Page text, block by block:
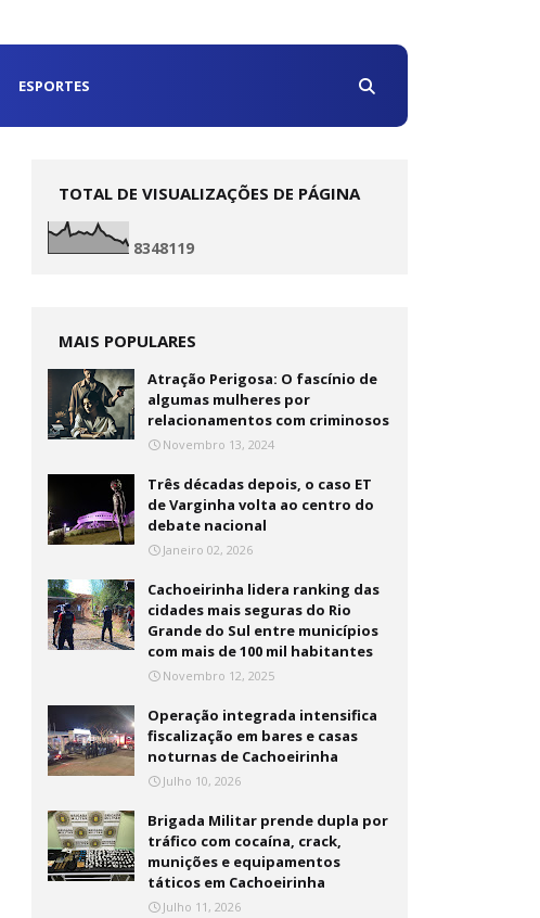
ESPORTES
TOTAL DE VISUALIZAÇÕES DE PÁGINA
8348119
MAIS POPULARES
Atração Perigosa: O fascínio de
algumas mulheres por
relacionamentos com criminosos
Novembro 13, 2024
Três décadas depois, o caso ET
de Varginha volta ao centro do
debate nacional
Janeiro 02, 2026
Cachoeirinha lidera ranking das
cidades mais seguras do Rio
Grande do Sul entre municípios
com mais de 100 mil habitantes
Novembro 12, 2025
Operação integrada intensifica
fiscalização em bares e casas
noturnas de Cachoeirinha
Julho 10, 2026
Brigada Militar prende dupla por
tráfico com cocaína, crack,
munições e equipamentos
táticos em Cachoeirinha
Julho 11, 2026